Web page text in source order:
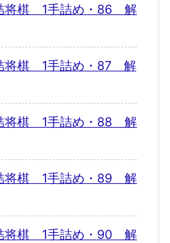
将棋 1手詰め・86 解
将棋 1手詰め・87 解
将棋 1手詰め・88 解
将棋 1手詰め・89 解
将棋 1手詰め・90 解